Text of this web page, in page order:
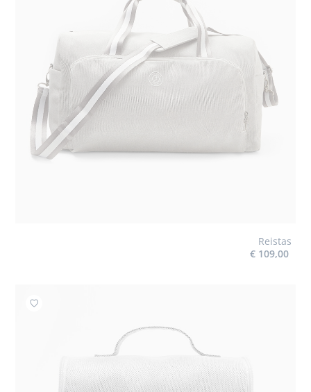
Reistas
€ 109,00
Toevoegen aan mijn favorieten : Toiletzakje